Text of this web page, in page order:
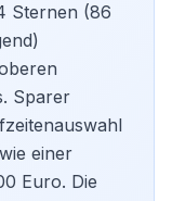
Sternen (86
Sparer
einer
Euro. Die